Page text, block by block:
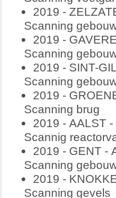
2019 -
Scanning
2019 -
Scanning
2019 - SINT-
Scanning
2019 -
Scanning brug
2019 - AALST -
Scannig
2019 - GENT -
Scanning
2019 -
Scanning gevels